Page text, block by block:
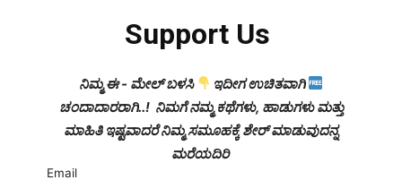
Support Us
ನಿಮ್ಮ ಈ - ಮೇಲ್ ಬಳಸಿ
ಇದೀಗ ಉಚಿತವಾಗಿ
ಚಂದಾದಾರರಾಗಿ..! ನಿಮಗೆ ನಮ್ಮ ಕಥೆಗಳು, ಹಾಡುಗಳು ಮತ್ತು
ಮಾಹಿತಿ ಇಷ್ಟವಾದರೆ ನಿಮ್ಮ ಸಮೂಹಕ್ಕೆ ಶೇರ್ ಮಾಡುವುದನ್ನ
ಮರೆಯದಿರಿ
Email